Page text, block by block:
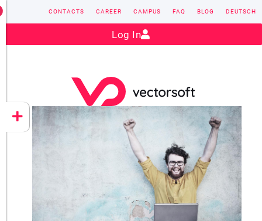
CONZEPT 16
YEET
Contact: sales@vectorsoft.de
CONTACTS CAREER CAMPUS FAQ BLOG DEUTSCH
Log In